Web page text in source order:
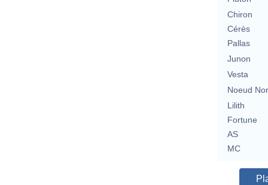
Chiron
Cérès
Pallas
Junon
Vesta
Noeud
Lilith
Fortune
AS
MC